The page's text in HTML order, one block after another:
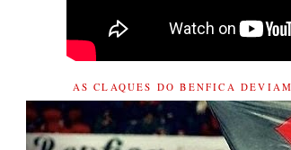
AS CLAQUES DO BENFICA